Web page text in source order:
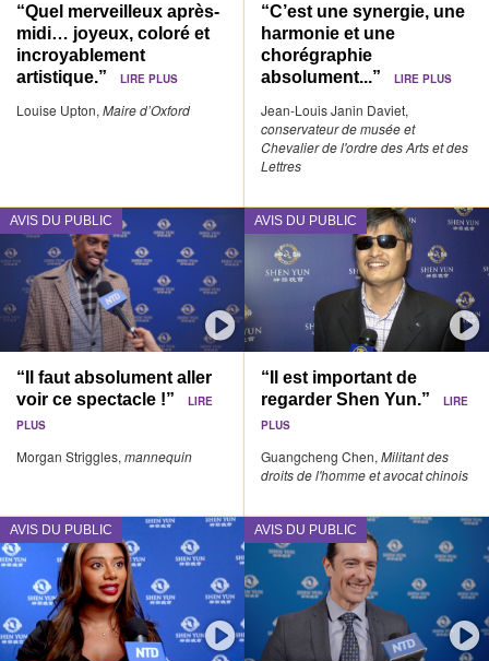
“Quel merveilleux après-
midi… joyeux, coloré et
incroyablement
artistique.”
LIRE PLUS
Louise Upton, Maire d’Oxford
“C’est une synergie, une
harmonie et une
chorégraphie
absolument...”LIRE PLUS
Jean-Louis Janin Daviet,
conservateur de musée et
Chevalier de l'ordre des Arts et des
Lettres
AVIS DU PUBLIC
“Il faut absolument aller
voir ce spectacle !”
LIRE
PLUS
Morgan Striggles, mannequin
AVIS DU PUBLIC
“Il est important de
regarder Shen Yun.”LIRE
PLUS
Guangcheng Chen,Militant des
droits de l'homme et avocat chinois
AVIS DU PUBLIC AVIS DU PUBLIC